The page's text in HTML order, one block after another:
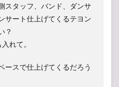
スタッフ、バンド、ダンサ
サート仕上げてくるテヨン
？
れて。
ースで仕上げてくるだろう